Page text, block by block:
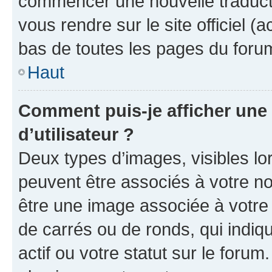
vous rendre sur le site officiel
bas de toutes les pages du
Haut
Comment puis-je afficher
d’utilisateur ?
Deux types d’images, visibles
peuvent être associés à votre
être une image associée à
de carrés ou de ronds, qui
actif ou votre statut sur le